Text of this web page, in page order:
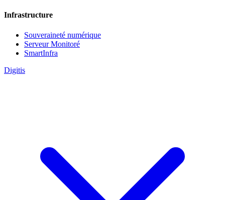
Infrastructure
Souveraineté numérique
Serveur Monitoré
SmartInfra
Digitis